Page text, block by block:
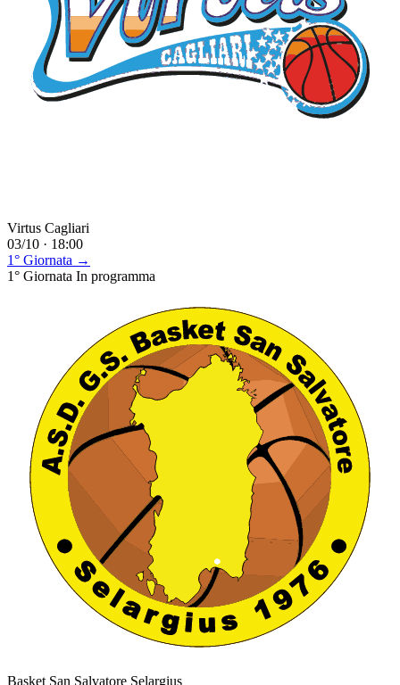
Virtus Cagliari
03/10 · 18:00
1° Giornata →
1° Giornata In programma
Basket San Salvatore Selargius